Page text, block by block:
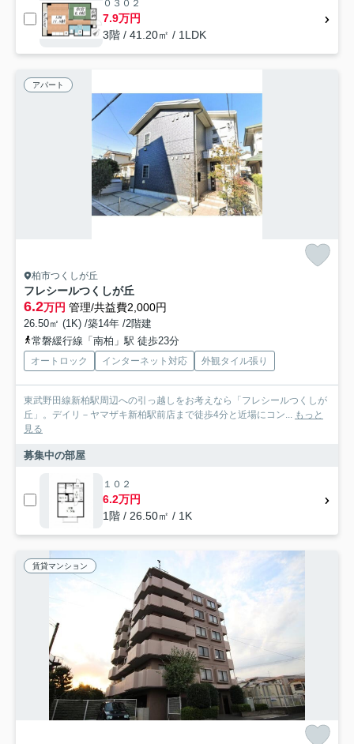
０３０２
7.9万円
3階 / 41.20㎡ / 1LDK
アパート
柏市つくしが丘
フレシールつくしが丘
6.2万円 管理/共益費2,000円
26.50㎡ (1K) /築14年 /2階建
常磐緩行線「南柏」駅 徒歩23分
オートロック インターネット対応 外観タイル張り
東武野田線新柏駅周辺への引っ越しをお考えなら「フレシールつくしが
丘」。デイリ－ヤマザキ新柏駅前店まで徒歩4分と近場にコン... もっと
見る
募集中の部屋
１０２
6.2万円
1階 / 26.50㎡ / 1K
賃貸マンション